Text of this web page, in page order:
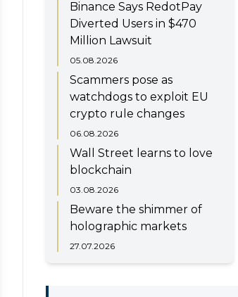
Binance Says RedotPay
Diverted Users in $470
Million Lawsuit
05.08.2026
Scammers pose as
watchdogs to exploit EU
crypto rule changes
06.08.2026
Wall Street learns to love
blockchain
03.08.2026
Beware the shimmer of
holographic markets
27.07.2026